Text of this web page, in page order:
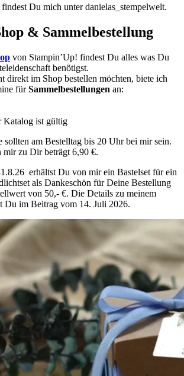
Du mich unter danielas_stempelwelt.
& Sammelbestellung
von Stampin’Up! findest Du alles was Du
benötigst.
direkt im Shop bestellen möchten, biete ich
fürSammelbestellungen an:
Katalog ist gültig
sollten am Bestelltag bis 20 Uhr bei mir sein.
mir zu Dir beträgt 6,90 €.
erhältst Du von mir ein Bastelset für ein
als Dankeschön für Deine Bestellung
von 50,- €. Die Details zu meinem
Du im Beitrag vom 14. Juli 2026.